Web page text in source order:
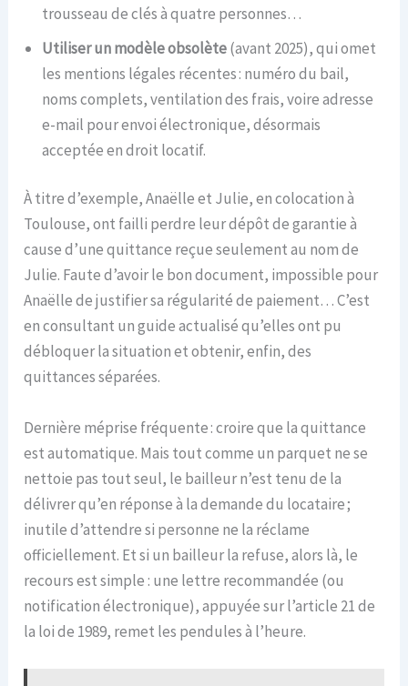
trousseau de clés à quatre personnes…
Utiliser un modèle obsolète(avant 2025), qui omet
les mentions légales récentes : numéro du bail,
noms complets, ventilation des frais, voire adresse
e-mail pour envoi électronique, désormais
acceptée en droit locatif.
À titre d’exemple, Anaëlle et Julie, en colocation à
Toulouse, ont failli perdre leur dépôt de garantie à
cause d’une quittance reçue seulement au nom de
Julie. Faute d’avoir le bon document, impossible pour
Anaëlle de justifier sa régularité de paiement… C’est
en consultant un guide actualisé qu’elles ont pu
débloquer la situation et obtenir, enfin, des
quittances séparées.
Dernière méprise fréquente : croire que la quittance
est automatique. Mais tout comme un parquet ne se
nettoie pas tout seul, le bailleur n’est tenu de la
délivrer qu’en réponse à la demande du locataire ;
inutile d’attendre si personne ne la réclame
officiellement. Et si un bailleur la refuse, alors là, le
recours est simple : une lettre recommandée (ou
notification électronique), appuyée sur l’article 21 de
la loi de 1989, remet les pendules à l’heure.